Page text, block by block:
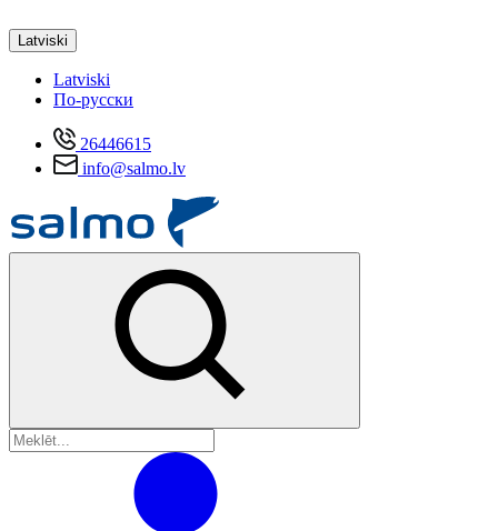
Latviski
Latviski
По-русски
26446615
info@salmo.lv